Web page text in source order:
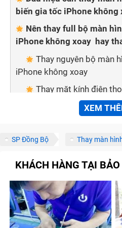
biến gia tốc iPhone không
Nên thay full bộ màn
iPhone không xoay hay
Thay nguyên bộ màn
iPhone không xoay
Thay mặt kính điện
iPhone không xoay
Cách phân biệt màn
Thay màn hình điện
không?
Bảo hành one thay
iPhone không xoay nhanh
XEM
SP Đồng Bộ Thay màn
KHÁCH HÀNG TẠI